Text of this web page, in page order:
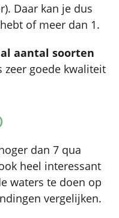
Daar kan je dus
of meer dan 1.
aantal soorten
zeer goede kwaliteit
dan 7 qua
heel interessant
waters te doen op
vergelijken.